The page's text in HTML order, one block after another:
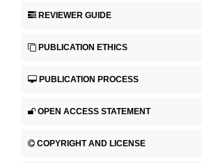
REVIEWER GUIDE
PUBLICATION ETHICS
PUBLICATION PROCESS
OPEN ACCESS STATEMENT
COPYRIGHT AND LICENSE